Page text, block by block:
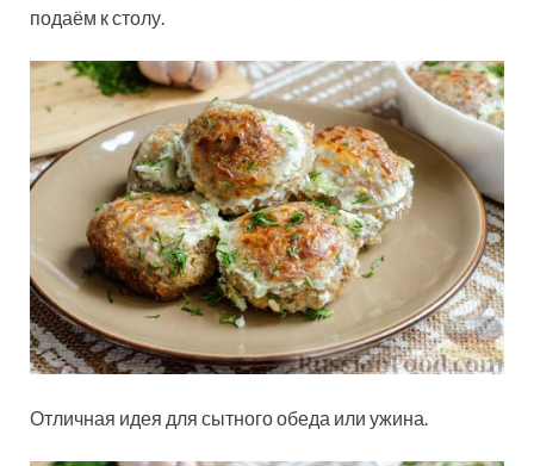
подаём к столу.
Отличная идея для сытного обеда или ужина.